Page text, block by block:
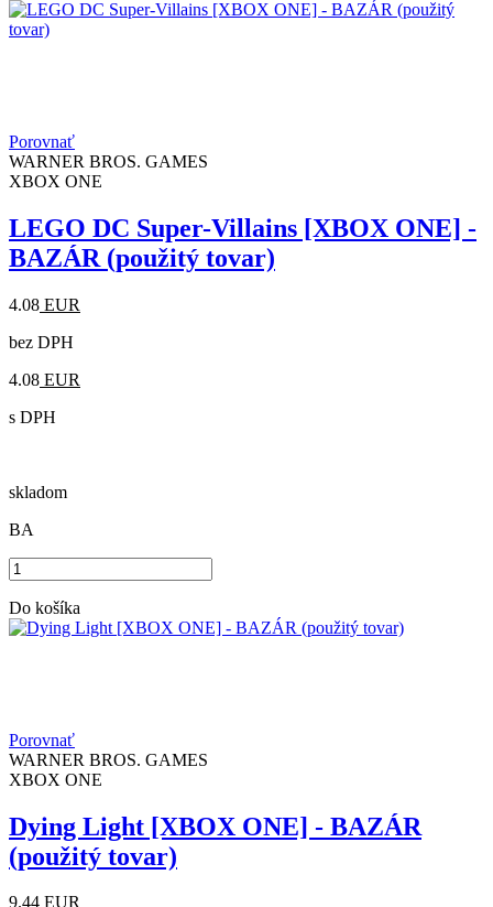
Porovnať
WARNER BROS. GAMES
XBOX ONE
LEGO DC Super-Villains [XBOX ONE] -
BAZÁR (použitý tovar)
4.08 EUR
bez DPH
4.08 EUR
s DPH
skladom
BA
Do košíka
Porovnať
WARNER BROS. GAMES
XBOX ONE
Dying Light [XBOX ONE] - BAZÁR
(použitý tovar)
9.44 EUR